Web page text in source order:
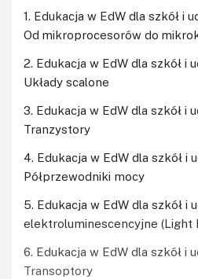
1. Edukacja w EdW dla szkół i
Od mikroprocesorów do
2. Edukacja w EdW dla szkół i
Układy scalone
3. Edukacja w EdW dla szkół i
Tranzystory
4. Edukacja w EdW dla szkół i
Półprzewodniki mocy
5. Edukacja w EdW dla szkół i
elektroluminescencyjne (Light
6. Edukacja w EdW dla szkół i
Transoptory